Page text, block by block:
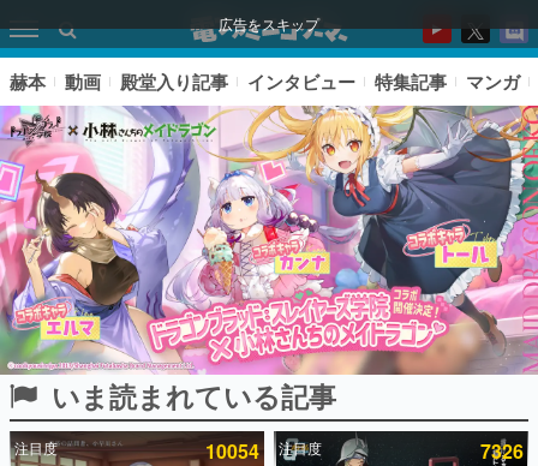
広告をスキップ
ピックアップ
赫本 動画 殿堂入り記事 インタビュー 特集記事 マンガ
いま読まれている記事
注目度 10054 注目度 7326